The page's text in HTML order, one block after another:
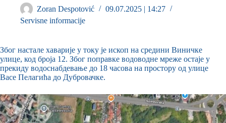
Zoran Despotović
09.07.2025 | 14:27
Servisne informacije
Због настале хаварије у току је ископ на средини Виничке
улице, код броја 12. Због поправке водоводне мреже остаје у
прекиду водоснабдевање до 18 часова на простору од улице
Васе Пелагића до Дубровачке.